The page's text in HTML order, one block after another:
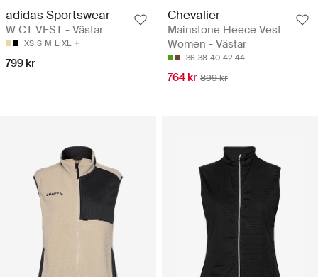
adidas Sportswear
W CT VEST - Västar
XS S M L XL
799 kr
Chevalier
Mainstone Fleece Vest
Women - Västar
36 38 40 42 44
764 kr 899 kr